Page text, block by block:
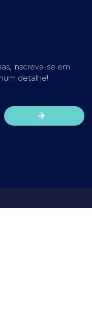
inscreva-se em
detalhe!